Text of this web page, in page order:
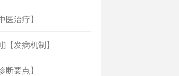
医治疗】
【发病机制】
断要点】